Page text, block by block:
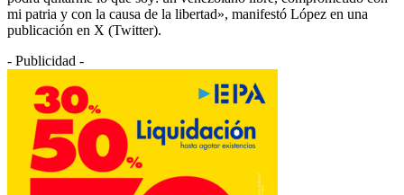
mi patria y con la causa de la libertad», manifestó López en una
publicación en X (Twitter).
- Publicidad -